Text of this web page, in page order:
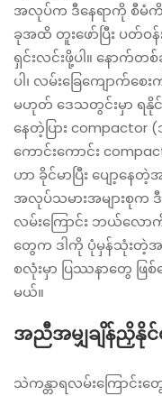
အလုပ်က ဒီနေရာကို စီမံ
ခုအထိ တူးဖော်ပြီး ပတ်
ရှင်းလင်းဖို့ပါ။ နောက်တစ်
ပါ၊ လမ်းခြေကျောက်စ
မဟုတ် ဒေသတွင်းမှာ ရနို
နေတဲ့ပြား
ကောင်းကောင်း
ဟာ ခိုင်မာပြီး ပျော့
အလုပ်သမားအများစုက
လမ်းကြောင်း ဘယ်လောက်
တွေက ဒါကို ပုံမှန်သုံး
စလုံးမှာ ပြဿနာတွေ ဖ
မယ်။
အညီအမျှချိန်ညှိနိုင်
သဲကန္တာရလမ်းကြောင်